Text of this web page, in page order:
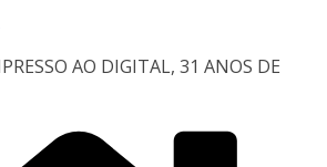
AO DIGITAL, 31 ANOS DE